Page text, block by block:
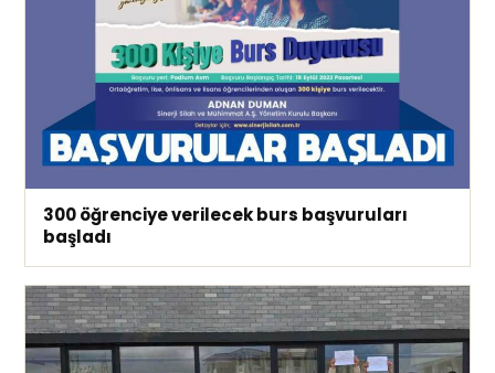
300 öğrenciye verilecek burs başvuruları
başladı